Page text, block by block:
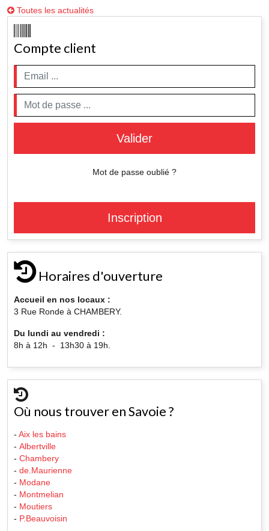
Toutes les actualités
Compte client
Valider
Mot de passe oublié ?
Inscription
Horaires d'ouverture
Accueil en nos locaux :
3 Rue Ronde à CHAMBERY.
Du lundi au vendredi :
8h à 12h - 13h30 à 19h.
Où nous trouver en Savoie ?
- Aix les bains
- Albertville
- Chambery
- de.Maurienne
- Modane
- Montmelian
- Moutiers
- P.Beauvoisin